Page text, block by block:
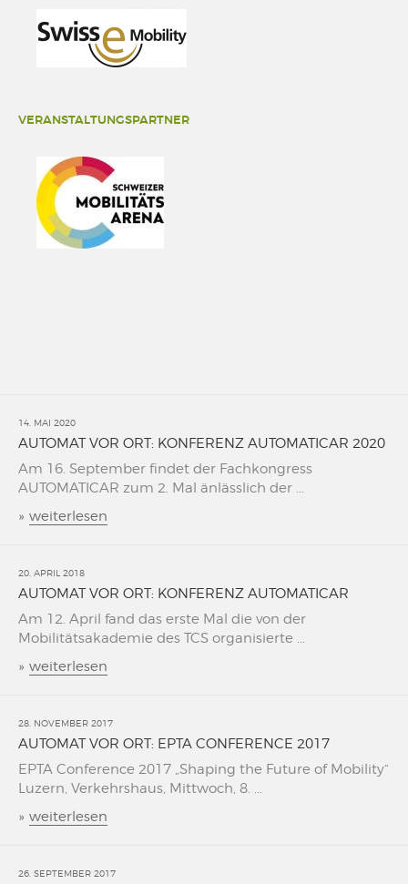
VERANSTALTUNGSPARTNER
14. MAI 2020
AUTOMAT VOR ORT: KONFERENZ AUTOMATICAR 2020
Am 16. September findet der Fachkongress
AUTOMATICAR zum 2. Mal änlässlich der ...
» weiterlesen
20. APRIL 2018
AUTOMAT VOR ORT: KONFERENZ AUTOMATICAR
Am 12. April fand das erste Mal die von der
Mobilitätsakademie des TCS organisierte ...
» weiterlesen
28. NOVEMBER 2017
AUTOMAT VOR ORT: EPTA CONFERENCE 2017
EPTA Conference 2017 „Shaping the Future of Mobility“
Luzern, Verkehrshaus, Mittwoch, 8. ...
» weiterlesen
26. SEPTEMBER 2017